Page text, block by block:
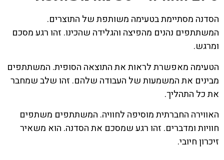
הסדנה מסתיימת בטעימה משותפת של התוצרים.
המשתתפים נהנים מהפיצה והגלידה שהכינו. זהו רגע מסכם
ומרגש.
הטעימה מאפשרת לראות את התוצאה הסופית. המשתתפים
מבינים את המשמעות של העבודה שלהם. זהו שלב שמחבר
את כל התהליך.
האווירה החברתית מוסיפה לחוויה. המשתתפים משתפים
חוויות ומדברים. זהו רגע שמסכם את הסדנה. הוא משאיר
זיכרון חיובי.